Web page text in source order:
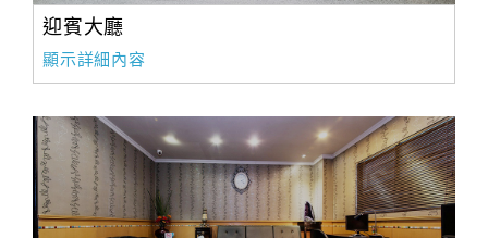
作
廠
合
作
迎賓大廳
顯示詳細內容